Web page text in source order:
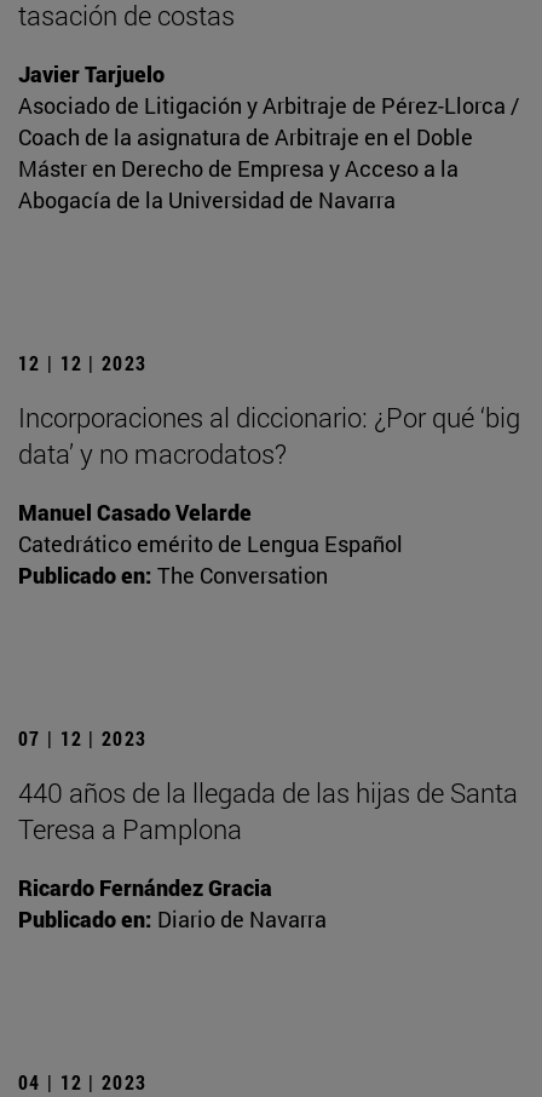
tasación de costas
Javier Tarjuelo
Asociado de Litigación y Arbitraje de Pérez-Llorca /
Coach de la asignatura de Arbitraje en el Doble
Máster en Derecho de Empresa y Acceso a la
Abogacía de la Universidad de Navarra
12 | 12 | 2023
Incorporaciones al diccionario: ¿Por qué ‘big
data’ y no macrodatos?
Manuel Casado Velarde
Catedrático emérito de Lengua Español
Publicado en: The Conversation
07 | 12 | 2023
440 años de la llegada de las hijas de Santa
Teresa a Pamplona
Ricardo Fernández Gracia
Publicado en: Diario de Navarra
04 | 12 | 2023